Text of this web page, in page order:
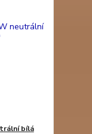
bílá